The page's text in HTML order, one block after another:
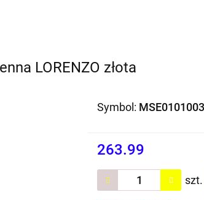
LORENZO złota
Symbol:
263.99
szt.